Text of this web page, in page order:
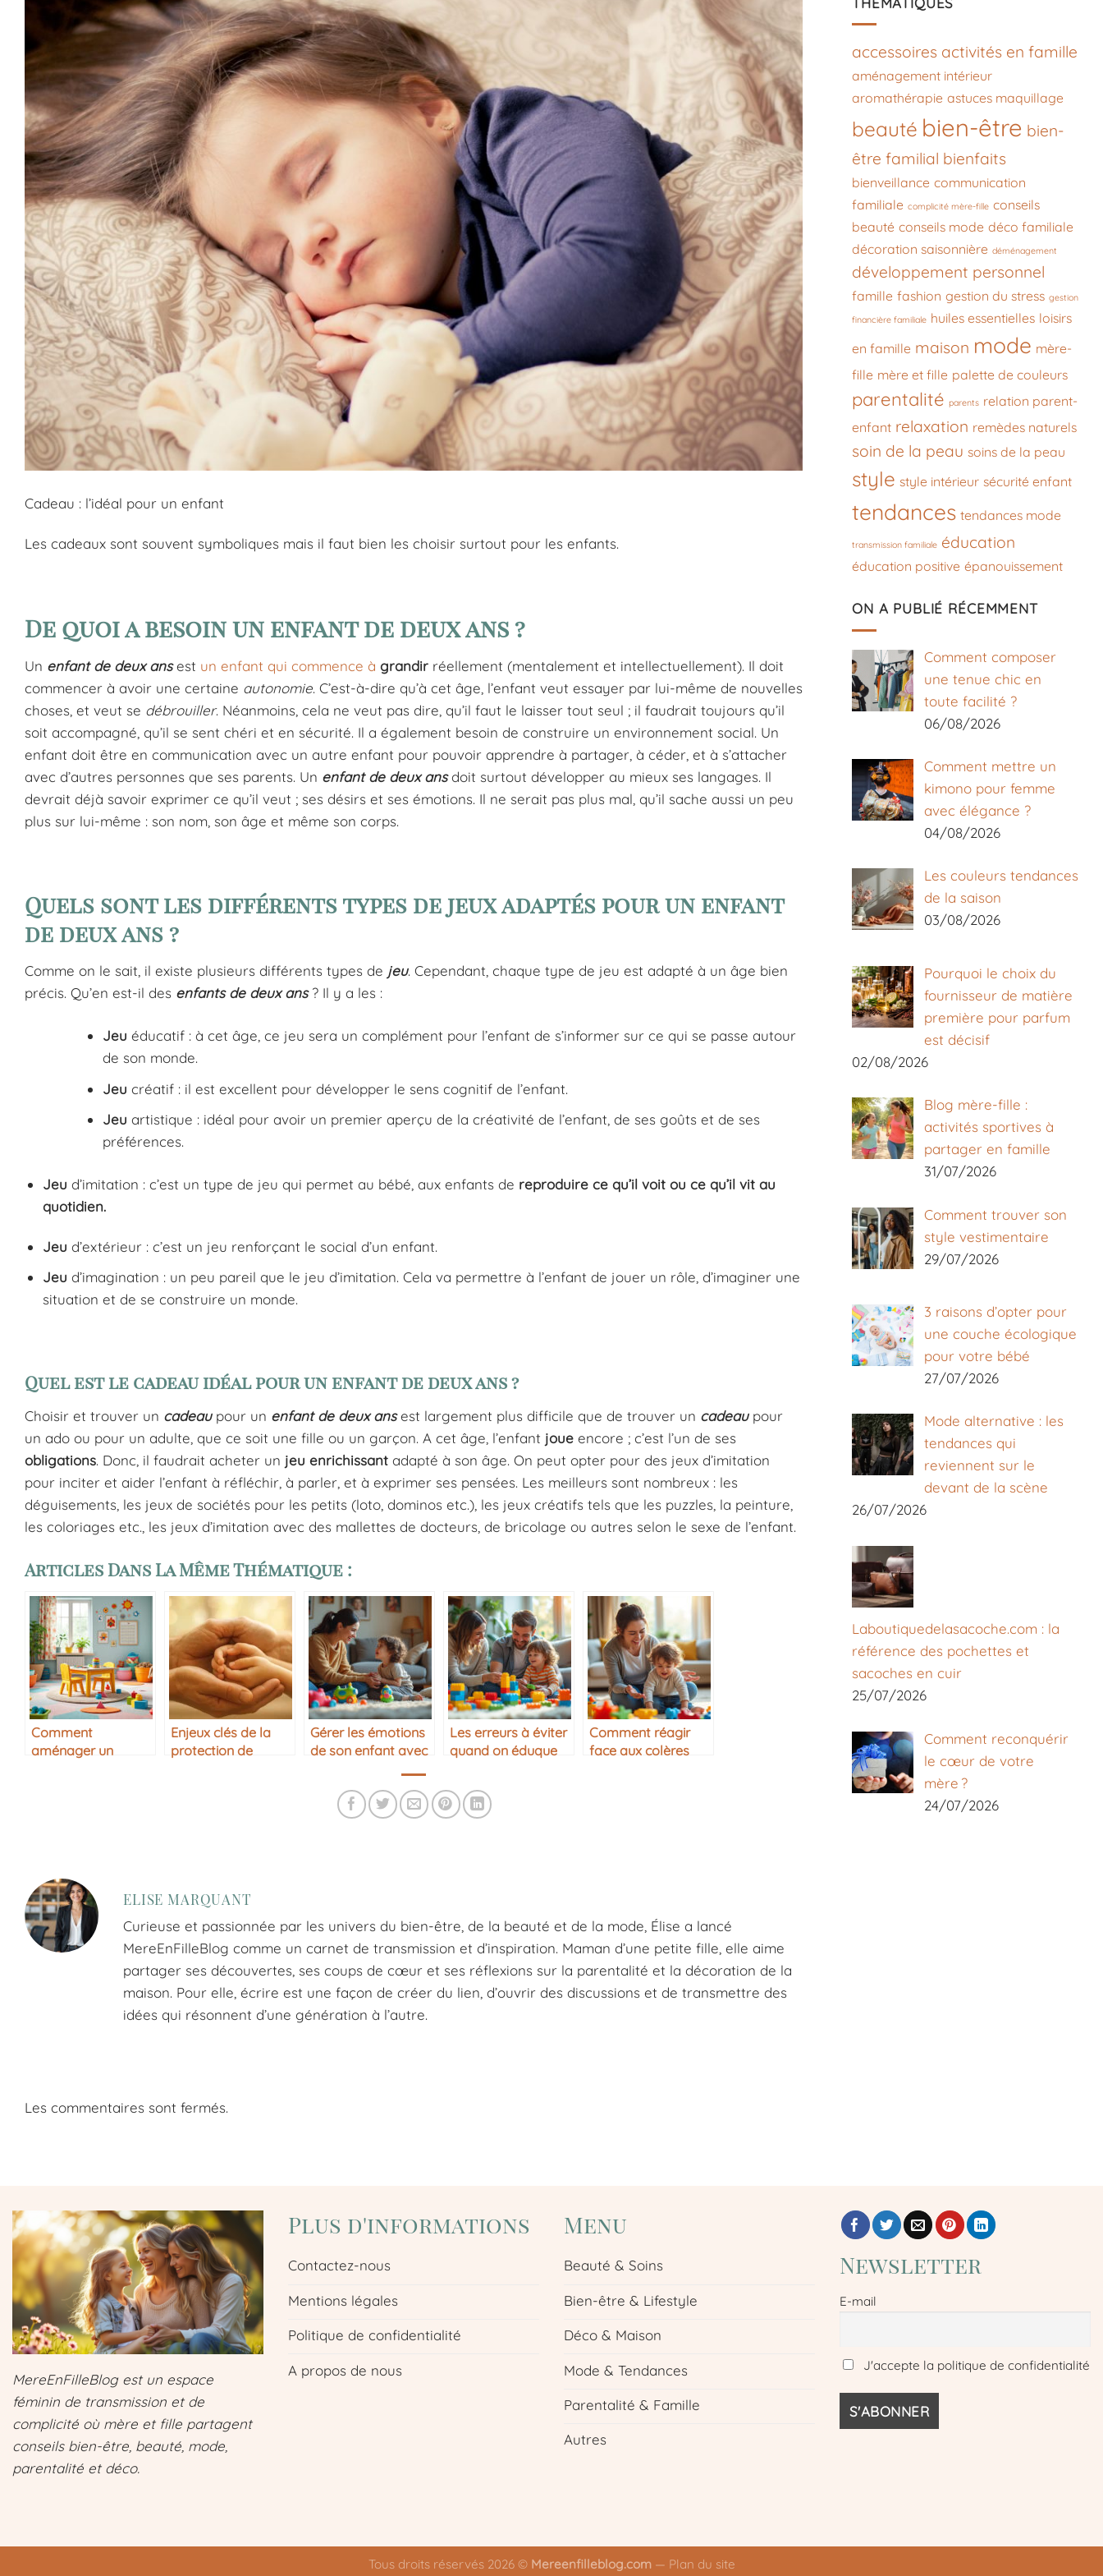
Cadeau : l’idéal pour un enfant
Les cadeaux sont souvent symboliques mais il faut bien les choisir surtout pour les enfants.
De quoi a besoin un enfant de deux ans ?
Un enfant de deux ansest un enfant qui commence à grandir réellement (mentalement et intellectuellement). Il doit
commencer à avoir une certaine autonomie. C’est-à-dire qu’à cet âge, l’enfant veut essayer par lui-même de nouvelles
choses, et veut se débrouiller. Néanmoins, cela ne veut pas dire, qu’il faut le laisser tout seul ; il faudrait toujours qu’il
soit accompagné, qu’il se sent chéri et en sécurité. Il a également besoin de construire un environnement social. Un
enfant doit être en communication avec un autre enfant pour pouvoir apprendre à partager, à céder, et à s’attacher
avec d’autres personnes que ses parents. Un enfant de deux ansdoit surtout développer au mieux ses langages. Il
devrait déjà savoir exprimer ce qu’il veut ; ses désirs et ses émotions. Il ne serait pas plus mal, qu’il sache aussi un peu
plus sur lui-même : son nom, son âge et même son corps.
Quels sont les différents types de jeux adaptés pour un enfant
de deux ans ?
Comme on le sait, il existe plusieurs différents types de jeu. Cependant, chaque type de jeu est adapté à un âge bien
précis. Qu’en est-il des enfants de deux ans? Il y a les :
Jeu éducatif : à cet âge, ce jeu sera un complément pour l’enfant de s’informer sur ce qui se passe autour
de son monde.
Jeu créatif : il est excellent pour développer le sens cognitif de l’enfant.
Jeu artistique : idéal pour avoir un premier aperçu de la créativité de l’enfant, de ses goûts et de ses
préférences.
Jeu d’imitation : c’est un type de jeu qui permet au bébé, aux enfants de reproduire ce qu’il voit ou ce qu’il vit au
quotidien.
Jeu d’extérieur : c’est un jeu renforçant le social d’un enfant.
Jeu d’imagination : un peu pareil que le jeu d’imitation. Cela va permettre à l’enfant de jouer un rôle, d’imaginer une
situation et de se construire un monde.
Quel est le cadeau idéal pour un enfant de deux ans ?
Choisir et trouver un cadeaupour un enfant de deux ansest largement plus difficile que de trouver un cadeaupour
un ado ou pour un adulte, que ce soit une fille ou un garçon. A cet âge, l’enfant joue encore ; c’est l’un de ses
obligations. Donc, il faudrait acheter un jeu enrichissant adapté à son âge. On peut opter pour des jeux d’imitation
pour inciter et aider l’enfant à réfléchir, à parler, et à exprimer ses pensées. Les meilleurs sont nombreux : les
déguisements, les jeux de sociétés pour les petits (loto, dominos etc.), les jeux créatifs tels que les puzzles, la peinture,
les coloriages etc., les jeux d’imitation avec des mallettes de docteurs, de bricolage ou autres selon le sexe de l’enfant.
Articles Dans La Même Thématique :
Comment
aménager un
Enjeux clés de la
protection de
Gérer les émotions
de son enfant avec
Les erreurs à éviter
quand on éduque
Comment réagir
face aux colères
ELISE MARQUANT
Curieuse et passionnée par les univers du bien-être, de la beauté et de la mode, Élise a lancé
MereEnFilleBlog comme un carnet de transmission et d’inspiration. Maman d’une petite fille, elle aime
partager ses découvertes, ses coups de cœur et ses réflexions sur la parentalité et la décoration de la
maison. Pour elle, écrire est une façon de créer du lien, d’ouvrir des discussions et de transmettre des
idées qui résonnent d’une génération à l’autre.
Les commentaires sont fermés.
accessoires activités en famille
aménagement intérieur
aromathérapie astuces maquillage
beauté bien-être bien-
être familial bienfaits
bienveillance communication
familiale complicité mère-fille conseils
beauté conseils mode déco familiale
décoration saisonnière déménagement
développement personnel
famille fashion gestion du stress gestion
financière familiale huiles essentielles loisirs
en famille maison mode mère-
fille mère et fille palette de couleurs
parentalité parents relation parent-
enfant relaxation remèdes naturels
soin de la peau soins de la peau
style style intérieur sécurité enfant
tendances tendances mode
transmission familiale éducation
éducation positive épanouissement
ON A PUBLIÉ RÉCEMMENT
Comment composer
une tenue chic en
toute facilité ?
06/08/2026
Comment mettre un
kimono pour femme
avec élégance ?
04/08/2026
Les couleurs tendances
de la saison
03/08/2026
Pourquoi le choix du
fournisseur de matière
première pour parfum
est décisif
02/08/2026
Blog mère-fille :
activités sportives à
partager en famille
31/07/2026
Comment trouver son
style vestimentaire
29/07/2026
3 raisons d’opter pour
une couche écologique
pour votre bébé
27/07/2026
Mode alternative : les
tendances qui
reviennent sur le
devant de la scène
26/07/2026
Laboutiquedelasacoche.com : la
référence des pochettes et
sacoches en cuir
25/07/2026
Comment reconquérir
le cœur de votre
mère ?
24/07/2026
MereEnFilleBlog est un espace
féminin de transmission et de
complicité où mère et fille partagent
conseils bien-être, beauté, mode,
parentalité et déco.
Plus d'informations
Contactez-nous
Mentions légales
Politique de confidentialité
A propos de nous
Menu
Beauté & Soins
Bien-être & Lifestyle
Déco & Maison
Mode & Tendances
Parentalité & Famille
Autres
Newsletter
E-mail
J'accepte la politique de confidentialité
Tous droits réservés 2026 © Mereenfilleblog.com— Plan du site